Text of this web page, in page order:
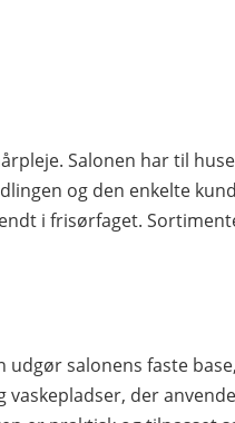
Salonen har til huse
og den enkelte
i frisørfaget.
udgør salonens faste
der